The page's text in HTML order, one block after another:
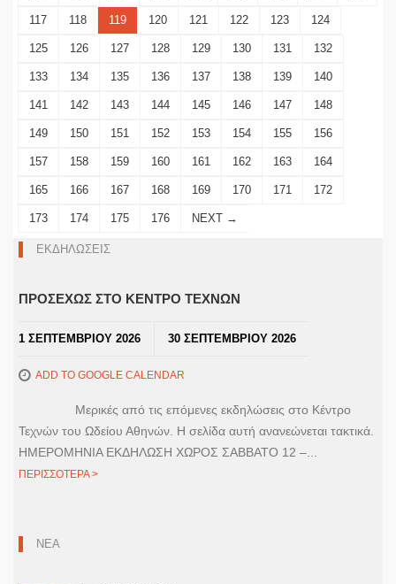
117 118 119 120 121 122 123 124
125 126 127 128 129 130 131 132
133 134 135 136 137 138 139 140
141 142 143 144 145 146 147 148
149 150 151 152 153 154 155 156
157 158 159 160 161 162 163 164
165 166 167 168 169 170 171 172
173 174 175 176 NEXT →
ΕΚΔΗΛΩΣΕΙΣ
ΠΡΟΣΕΧΩΣ ΣΤΟ ΚΕΝΤΡΟ ΤΕΧΝΩΝ
1 ΣΕΠΤΕΜΒΡΙΟΥ 2026 30 ΣΕΠΤΕΜΒΡΙΟΥ 2026
ADD TO GOOGLE CALENDAR
Μερικές από τις επόμενες εκδηλώσεις στο Κέντρο
Τεχνών του Ωδείου Αθηνών. Η σελίδα αυτή ανανεώνεται τακτικά.
ΗΜΕΡΟΜΗΝΙΑ ΕΚΔΗΛΩΣΗ ΧΩΡΟΣ ΣΑΒΒΑΤΟ 12 –...
ΠΕΡΙΣΣΟΤΕΡΑ >
ΝΕΑ